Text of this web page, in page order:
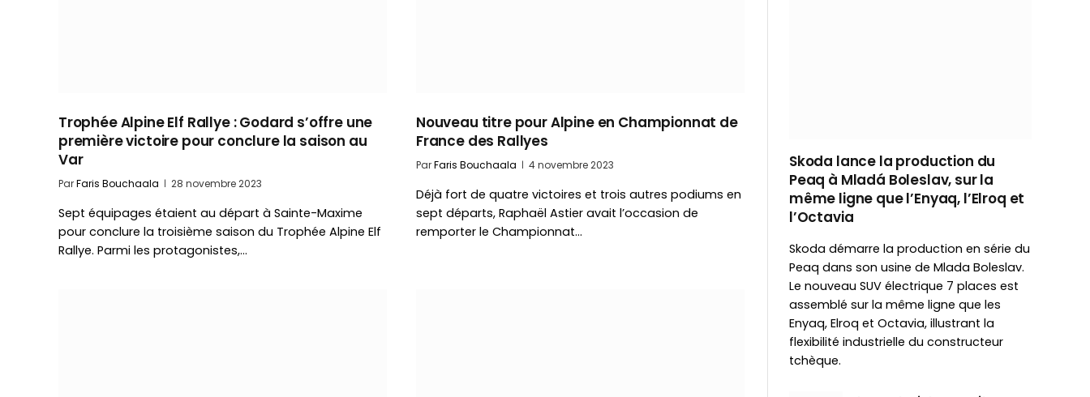
Trophée Alpine Elf Rallye : Godard s’offre une
première victoire pour conclure la saison au
Var
ParFaris Bouchaala 28 novembre 2023
Sept équipages étaient au départ à Sainte-Maxime
pour conclure la troisième saison du Trophée Alpine Elf
Rallye. Parmi les protagonistes,…
Nouveau titre pour Alpine en Championnat de
France des Rallyes
ParFaris Bouchaala 4 novembre 2023
Déjà fort de quatre victoires et trois autres podiums en
sept départs, Raphaël Astier avait l’occasion de
remporter le Championnat…
Skoda lance la production du
Peaq à Mladá Boleslav, sur la
même ligne que l’Enyaq, l’Elroq et
l’Octavia
Skoda démarre la production en série du
Peaq dans son usine de Mlada Boleslav.
Le nouveau SUV électrique 7 places est
assemblé sur la même ligne que les
Enyaq, Elroq et Octavia, illustrant la
flexibilité industrielle du constructeur
tchèque.